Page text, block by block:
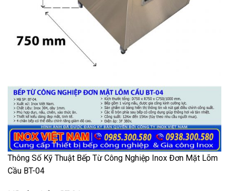
Thông Số Kỹ Thuật Bếp Từ Công Nghiệp Inox Đơn Mặt Lõm
Cầu BT-04